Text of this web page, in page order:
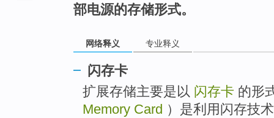
部电源的存储形式。
网络释义 专业释义
闪存卡
扩展存储主要是以 闪存卡 的形
Memory Card ）是利用闪存技